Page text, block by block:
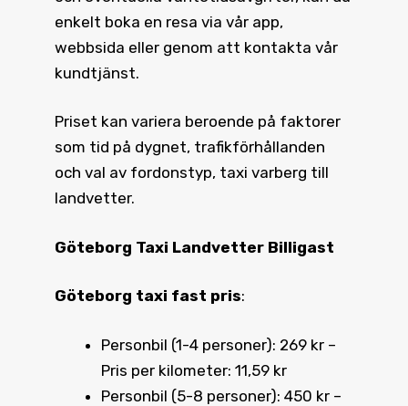
enkelt boka en resa via vår app,
webbsida eller genom att kontakta vår
kundtjänst.
Priset kan variera beroende på faktorer
som tid på dygnet, trafikförhållanden
och val av fordonstyp, taxi varberg till
landvetter.
Göteborg Taxi Landvetter Billigast
Göteborg taxi fast pris:
Personbil (1-4 personer): 269 kr –
Pris per kilometer: 11,59 kr
Personbil (5-8 personer): 450 kr –